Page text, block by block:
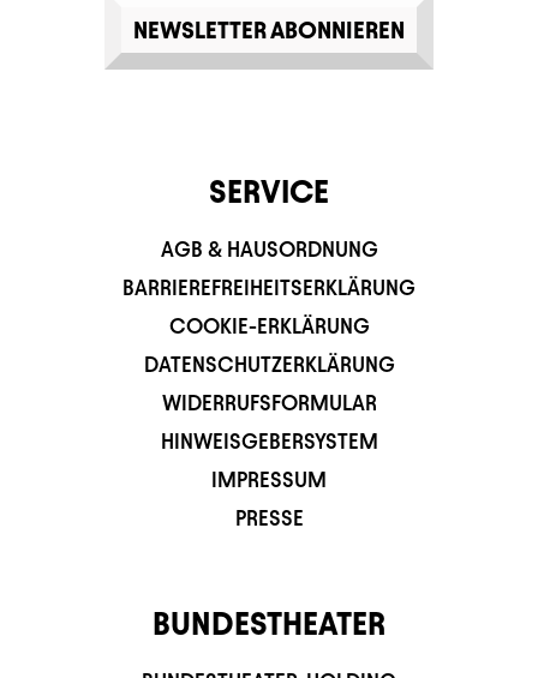
NEWSLETTER ABONNIEREN
SERVICE
AGB & HAUSORDNUNG
BARRIEREFREIHEITSERKLÄRUNG
COOKIE-ERKLÄRUNG
DATENSCHUTZERKLÄRUNG
WIDERRUFSFORMULAR
HINWEISGEBERSYSTEM
IMPRESSUM
PRESSE
BUNDESTHEATER